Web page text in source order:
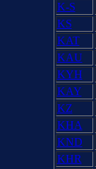
K-S
KS
KAT
KAU
KYH
KAY
KZ
KHA
KND
KHR